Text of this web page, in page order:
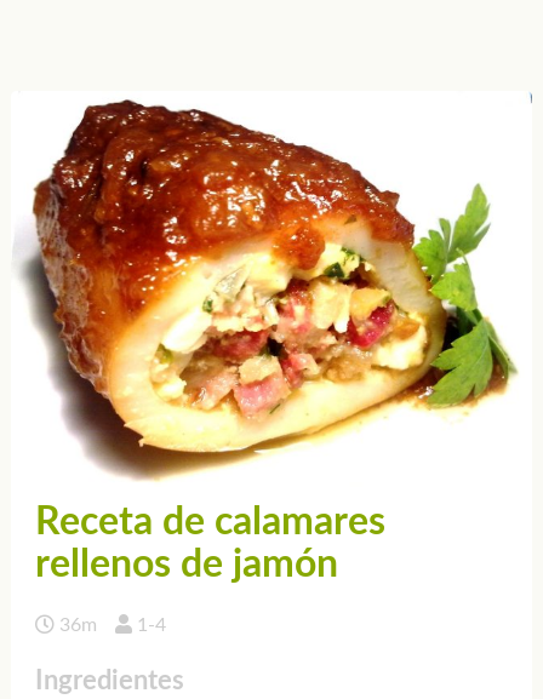
Receta de calamares
rellenos de jamón
36m 1-4
Ingredientes